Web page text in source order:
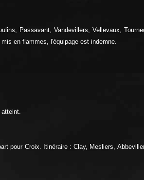
Passavant, Vandevillers, Vellevaux,
en flammes, l'équipage est indemne.
pour Croix. Itinéraire : Clay, Mesliers,